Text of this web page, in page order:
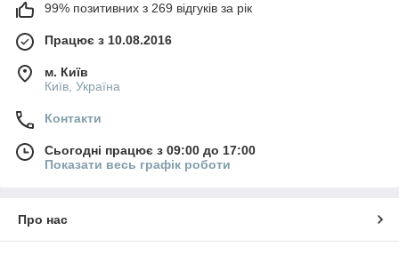
99% позитивних з 269 відгуків за рік
Працює з 10.08.2016
м. Київ
Київ, Україна
Контакти
Сьогодні працює з 09:00 до 17:00
Показати весь графік роботи
Про нас